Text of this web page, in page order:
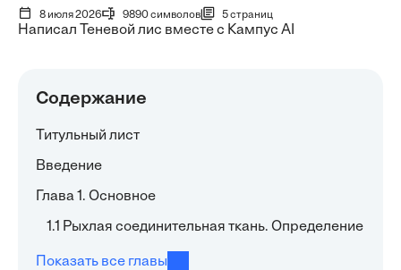
8 июля 2026 9890 символов 5 страниц
Написал Теневой лис вместе с Кампус AI
Содержание
Титульный лист
Введение
Глава 1. Основное
1.1 Рыхлая соединительная ткань. Определение
Показать все главы